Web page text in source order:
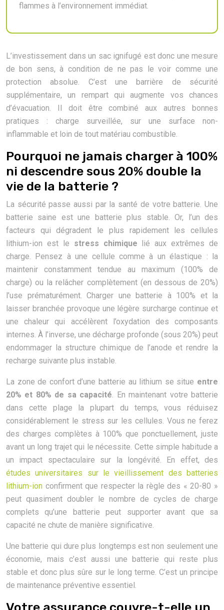
flammes à l’environnement immédiat.
L’investissement dans un sac ignifugé est donc une mesure
de bon sens, à condition de ne pas le voir comme une
protection absolue. C’est une barrière de sécurité
supplémentaire, un rempart qui augmente vos chances
d’évacuation. Il doit être combiné aux autres bonnes
pratiques : charge surveillée, sur une surface non-
inflammable et loin de tout matériau combustible.
Pourquoi ne jamais charger à 100%
ni descendre sous 20% double la
vie de la batterie ?
La sécurité passe aussi par la santé de votre batterie. Une
batterie saine est une batterie plus stable. Or, l’un des
facteurs qui dégradent le plus rapidement les cellules
lithium-ion est le stress chimique lié aux extrêmes de
charge. Pensez à une cellule comme à un élastique : la
maintenir constamment tendue au maximum (100% de
charge) ou la relâcher complètement (en dessous de 20%)
l’use prématurément. Charger une batterie à 100% et la
laisser branchée provoque une légère surcharge continue et
une chaleur qui accélèrent l’oxydation des composants
internes. À l’inverse, une décharge profonde (sous 20%) peut
endommager la structure chimique de l’anode et rendre la
recharge suivante plus instable.
La zone de confort d’une batterie au lithium se situe entre
20% et 80% de sa capacité . En maintenant votre batterie
dans cette plage la plupart du temps, vous réduisez
considérablement le stress sur les cellules. Vous ne ferez
des charges complètes à 100% que ponctuellement, juste
avant un long trajet qui le nécessite. Cette simple habitude a
un impact spectaculaire sur la longévité. En effet, des
études universitaires sur le vieillissement des batteries
lithium-ion confirment que respecter la règle des « 20-80 »
peut quasiment doubler le nombre de cycles de charge
complets qu’une batterie peut supporter avant que sa
capacité ne chute de manière significative.
Une batterie qui dure plus longtemps est non seulement une
économie, mais c’est aussi une batterie qui reste plus
stable et donc plus sûre sur le long terme. C’est un principe
de maintenance préventive essentiel.